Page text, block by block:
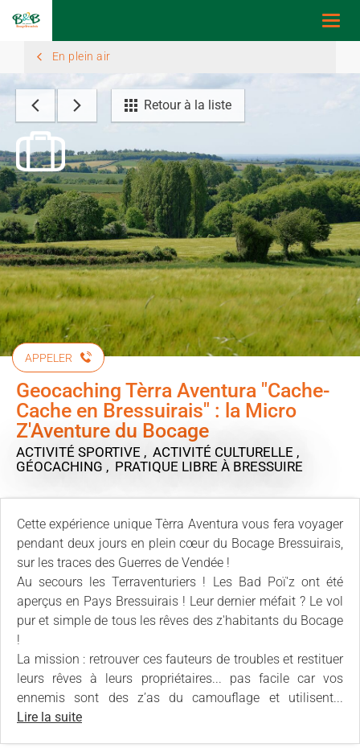
En plein air
Retour à la liste
APPELER
Geocaching Tèrra Aventura "Cache-
Cache en Bressuirais" : la Micro
Z'Aventure du Bocage
ACTIVITÉ SPORTIVE , ACTIVITÉ CULTURELLE ,
GÉOCACHING , PRATIQUE LIBRE À BRESSUIRE
Cette expérience unique Tèrra Aventura vous fera voyager
pendant deux jours en plein cœur du Bocage Bressuirais,
sur les traces des Guerres de Vendée !
Au secours les Terraventuriers ! Les Bad Poï'z ont été
aperçus en Pays Bressuirais ! Leur dernier méfait ? Le vol
pur et simple de tous les rêves des z'habitants du Bocage
!
La mission : retrouver ces fauteurs de troubles et restituer
leurs rêves à leurs propriétaires... pas facile car vos
ennemis sont des z’as du camouflage et utilisent...
Lire la suite